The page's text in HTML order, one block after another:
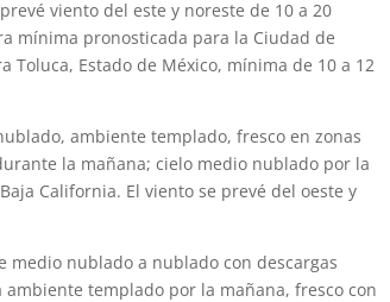
viento del este y noreste de 10 a 20
mínima pronosticada para la Ciudad de
Toluca, Estado de México, mínima de 10 a 12
ambiente templado, fresco en zonas
la mañana; cielo medio nublado por la
California. El viento se prevé del oeste y
medio nublado a nublado con descargas
templado por la mañana, fresco con